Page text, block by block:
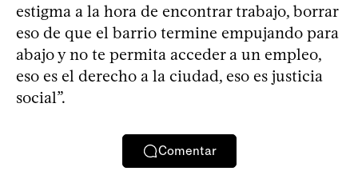
estigma a la hora de encontrar trabajo, borrar
eso de que el barrio termine empujando para
abajo y no te permita acceder a un empleo,
eso es el derecho a la ciudad, eso es justicia
social”.
Comentar